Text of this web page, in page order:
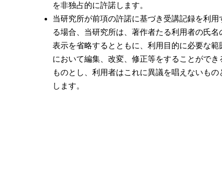
を非独占的に許諾します。
当研究所が前項の許諾に基づき受講記録を利用
る場合、当研究所は、著作者たる利用者の氏名
表示を省略するとともに、利用目的に必要な範
において編集、改変、修正等をすることができ
ものとし、利用者はこれに異議を唱えないもの
します。